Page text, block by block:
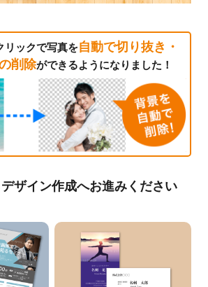
リックで写真を自動で切り抜き・
削除ができるようになりました！
ザイン作成へお進みください